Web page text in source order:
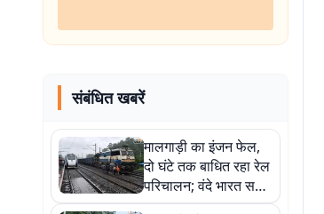
संबंधित खबरें
मालगाड़ी का इंजन फेल,
दो घंटे तक बाधित रहा रेल
परिचालन; वंदे भारत समेत
कई ट्रेनें फंसी